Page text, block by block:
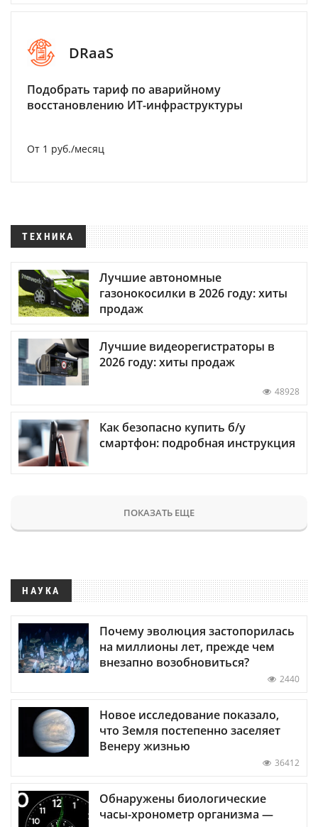
DRaaS
Подобрать тариф по аварийному
восстановлению ИТ-инфраструктуры
От 1 руб./месяц
ТЕХНИКА
Лучшие автономные
газонокосилки в 2026 году: хиты
продаж
Лучшие видеорегистраторы в
2026 году: хиты продаж
48928
Как безопасно купить б/у
смартфон: подробная инструкция
ПОКАЗАТЬ ЕЩЕ
НАУКА
Почему эволюция застопорилась
на миллионы лет, прежде чем
внезапно возобновиться?
2440
Новое исследование показало,
что Земля постепенно заселяет
Венеру жизнью
36412
Обнаружены биологические
часы-хронометр организма —